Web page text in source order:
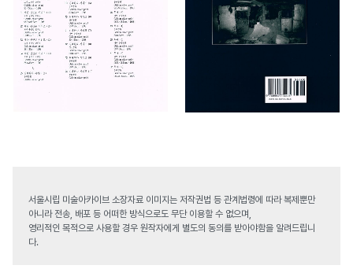
서울시립 미술아카이브 소장자료 이미지는 저작권법 등 관계법령에 따라 복제뿐만
아니라 전송, 배포 등 어떠한 방식으로도 무단 이용할 수 없으며,
영리적인 목적으로 사용할 경우 원작자에게 별도의 동의를 받아야함을 알려드립니
다.